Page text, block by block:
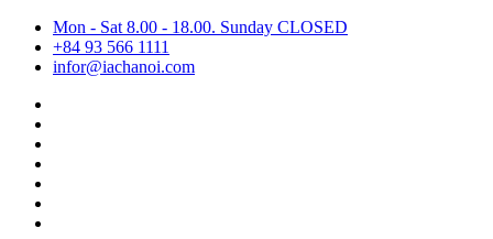
Mon - Sat 8.00 - 18.00. Sunday CLOSED
+84 93 566 1111
infor@iachanoi.com